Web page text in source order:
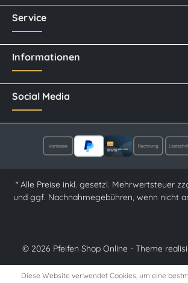
Social Media
Service
Informationen
* Alle Preise inkl. gesetzl. Mehrwertsteuer
und ggf. Nachnahmegebühren, wenn nicht
© 2026 Pfeifen Shop Online - Theme
Diese Website verwendet Cookies, um eine